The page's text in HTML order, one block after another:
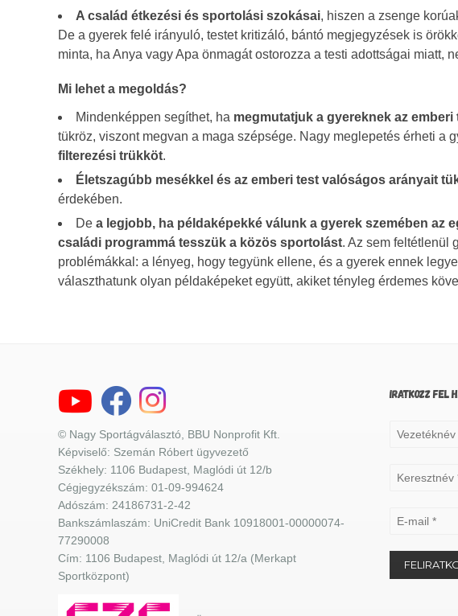
A család étkezési és sportolási szokásai, hiszen a zsenge
De a gyerek felé irányuló, testet kritizáló, bántó megjegyzések is
minta, ha Anya vagy Apa önmagát ostorozza a testi adottságai miatt,
Mi lehet a megoldás?
Mindenképpen segíthet, ha megmutatjuk a gyereknek az
tükröz, viszont megvan a maga szépsége. Nagy meglepetés érheti a
filterezési trükköt.
Életszagúbb mesékkel és az emberi test valóságos arányait
érdekében.
De a legjobb, ha példaképekké válunk a gyerek szemében az
családi programmá tesszük a közös sportolást. Az sem feltétlenül
problémákkal: a lényeg, hogy tegyünk ellene, és a gyerek ennek
választhatunk olyan példaképeket együtt, akiket tényleg érdemes
© Nagy Sportágválasztó, BBU Nonprofit Kft.
Képviselő: Szemán Róbert ügyvezető
Székhely: 1106 Budapest, Maglódi út 12/b
Cégjegyzékszám: 01-09-994624
Adószám: 24186731-2-42
Bankszámlaszám: UniCredit Bank 10918001-00000074-
77290008
Cím: 1106 Budapest, Maglódi út 12/a (Merkapt
Sportközpont)
IRATKOZZ FEL